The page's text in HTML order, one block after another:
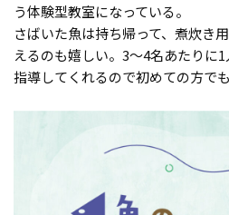
う体験型教室になっている。
さばいた魚は持ち帰って、煮炊き
えるのも嬉しい。3～4名あたりに
指導してくれるので初めての方で